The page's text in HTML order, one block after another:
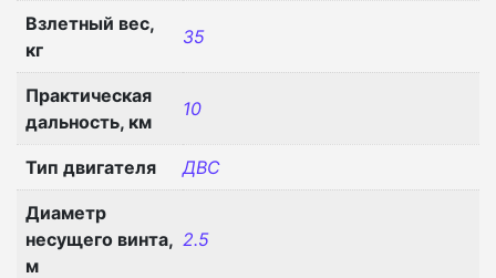
Взлетный вес,
кг
35
Практическая
дальность, км
10
Тип двигателя ДВС
Диаметр
несущего винта,
м
2.5